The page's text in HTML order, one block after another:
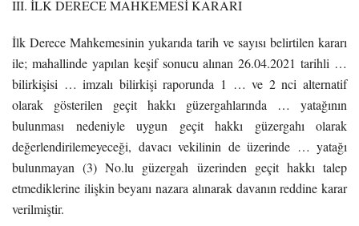
III. İLK DERECE MAHKEMESİ KARARI
İlk Derece Mahkemesinin yukarıda tarih ve sayısı belirtilen kararı
ile; mahallinde yapılan keşif sonucu alınan 26.04.2021 tarihli …
bilirkişisi … imzalı bilirkişi raporunda 1 … ve 2 nci alternatif
olarak gösterilen geçit hakkı güzergahlarında … yatağının
bulunması nedeniyle uygun geçit hakkı güzergahı olarak
değerlendirilemeyeceği, davacı vekilinin de üzerinde … yatağı
bulunmayan (3) No.lu güzergah üzerinden geçit hakkı talep
etmediklerine ilişkin beyanı nazara alınarak davanın reddine karar
verilmiştir.